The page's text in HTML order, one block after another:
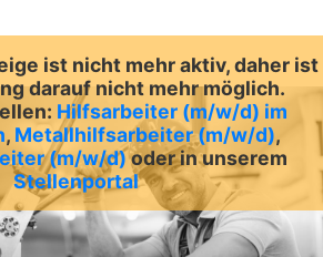
ist nicht mehr aktiv, daher ist
darauf nicht mehr möglich.
Hilfsarbeiter (m/w/d) im
, Metallhilfsarbeiter (m/w/d),
(m/w/d)oder in unserem
Stellenportal